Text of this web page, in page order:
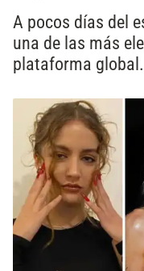
A pocos días del
una de las más
plataforma global.